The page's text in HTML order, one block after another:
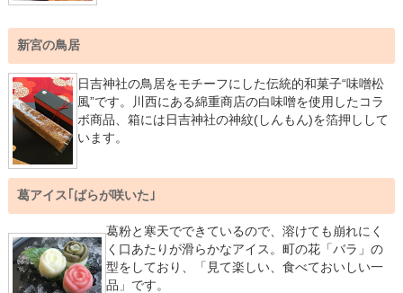
新宮の鳥居
日吉神社の鳥居をモチーフにした伝統的和菓子“味噌松
風”です。川西にある綿重商店の白味噌を使用したコラ
ボ商品、箱には日吉神社の神紋(しんもん)を箔押しして
います。
葛アイス｢ばらが咲いた｣
葛粉と寒天でできているので、溶けても崩れにく
く口あたりが滑らかなアイス。町の花「バラ」の
型をしており、「見て楽しい、食べておいしい一
品」です。